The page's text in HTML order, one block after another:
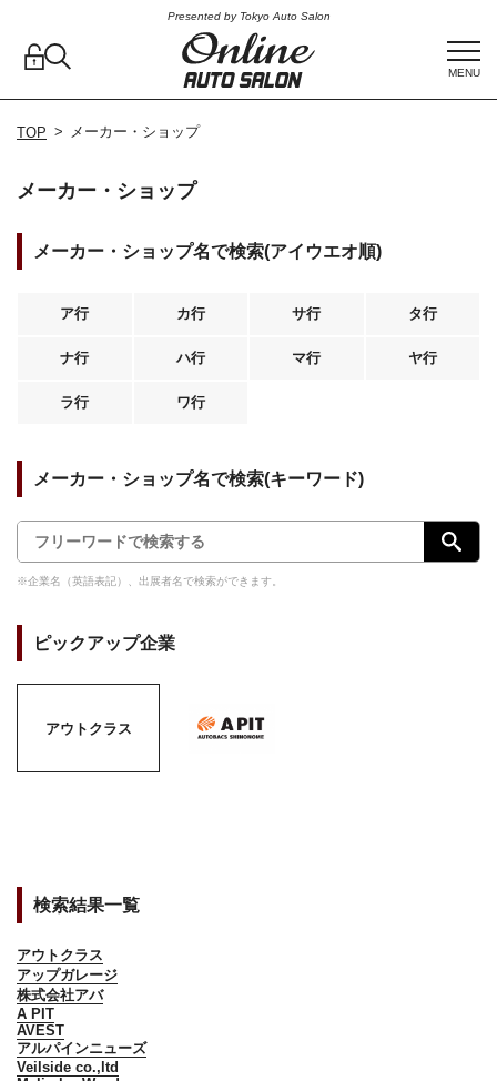
Presented by Tokyo Auto Salon
MENU
TOP メーカー・ショップ
メーカー・ショップ
メーカー・ショップ名で検索(アイウエオ順)
ア行 カ行 サ行 タ行
ナ行 ハ行 マ行 ヤ行
ラ行 ワ行
メーカー・ショップ名で検索(キーワード)
※企業名（英語表記）、出展者名で検索ができます。
ピックアップ企業
アウトクラス
検索結果一覧
アウトクラス
アップガレージ
株式会社アバ
A PIT
AVEST
アルパインニューズ
Veilside co.,ltd